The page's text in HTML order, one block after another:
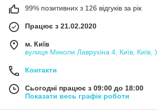
99% позитивних з 126 відгуків за рік
Працює з 21.02.2020
м. Київ
вулиця Миколи Лаврухіна 4, Київ, Київ,
Контакти
Сьогодні працює з 09:00 до 18:00
Показати весь графік роботи